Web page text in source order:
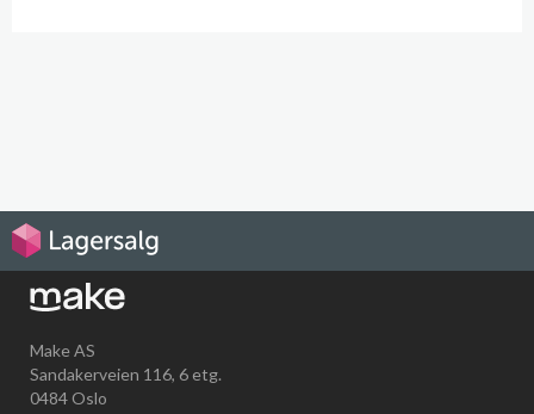
Make AS
Sandakerveien 116, 6 etg.
0484 Oslo